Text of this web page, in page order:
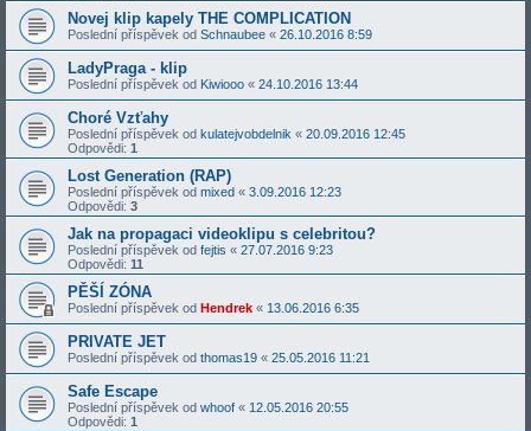
Novej klip kapely THE COMPLICATION
Poslední příspěvek od Schnaubee « 26.10.2016 8:59
LadyPraga - klip
Poslední příspěvek od Kiwiooo « 24.10.2016 13:44
Choré Vzťahy
Poslední příspěvek od kulatejvobdelnik « 20.09.2016 12:45
Odpovědi: 1
Lost Generation (RAP)
Poslední příspěvek od mixed « 3.09.2016 12:23
Odpovědi: 3
Jak na propagaci videoklipu s celebritou?
Poslední příspěvek od fejtis « 27.07.2016 9:23
Odpovědi: 11
PĚŠÍ ZÓNA
Poslední příspěvek od Hendrek « 13.06.2016 6:35
PRIVATE JET
Poslední příspěvek od thomas19 « 25.05.2016 11:21
Safe Escape
Poslední příspěvek od whoof « 12.05.2016 20:55
Odpovědi: 1